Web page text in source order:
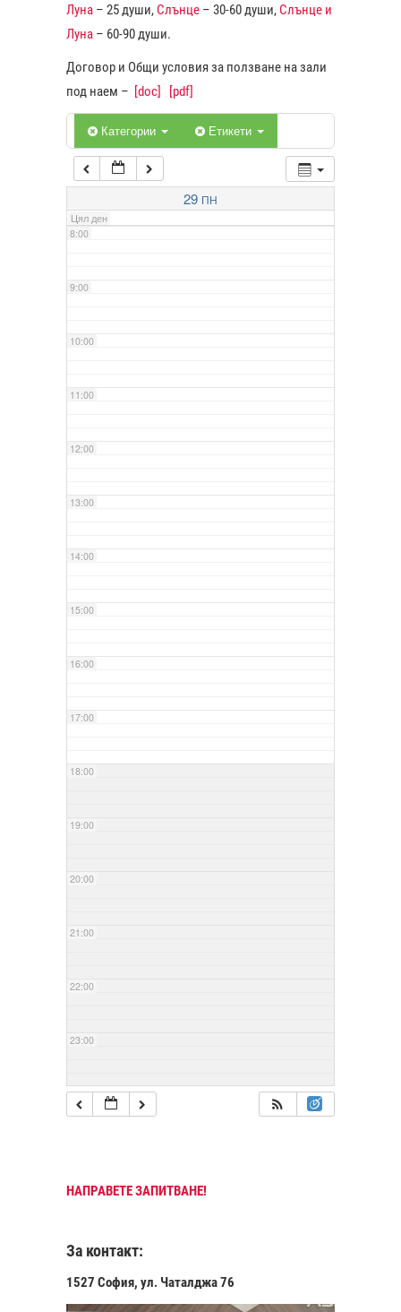
Луна – 25 души, Слънце – 30-60 души, Слънце и
Луна – 60-90 души.
Договор и Общи условия за ползване на зали
под наем – [doc] [pdf]
Категории Етикети
29 ПН
Цял ден
4:00
5:00
7:00
8:00
9:00
10:00
11:00
12:00
13:00
14:00
15:00
16:00
17:00
18:00
19:00
20:00
21:00
22:00
23:00
НАПРАВЕТЕ ЗАПИТВАНЕ!
За контакт:
1527 София, ул. Чаталджа 76